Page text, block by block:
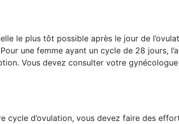
le plus tôt possible après le jour de
une femme ayant un cycle de 28 jours,
Vous devez consulter votre
cycle d’ovulation, vous devez faire des